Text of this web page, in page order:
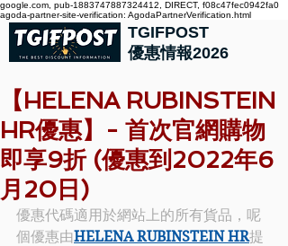
google.com, pub-1883747887324412, DIRECT, f08c47fec0942fa0
agoda-partner-site-verification: AgodaPartnerVerification.html
TGIFPOST
優惠情報2026
【HELENA RUBINSTEIN
HR優惠】- 首次官網購物
即享9折 (優惠到2022年6
月20日)
優惠代碼適用於網站上的所有貨品，呢
個優惠由HELENA RUBINSTEIN HR提